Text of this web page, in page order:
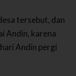
tersebut, dan
Andin, karena
Andin pergi